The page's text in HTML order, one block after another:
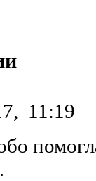
11:19